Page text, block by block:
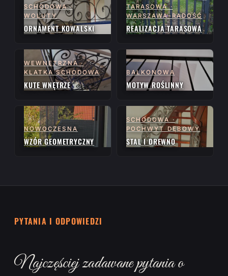
SCHODOWA ·
WOLUTY
ORNAMENT KOWALSKI
TARASOWA ·
WARSZAWA-RADOŚĆ
REALIZACJA TARASOWA
WEWNĘTRZNA ·
KLATKA SCHODOWA
KUTE WNĘTRZE
BALKONOWA
MOTYW ROŚLINNY
NOWOCZESNA
WZÓR GEOMETRYCZNY
SCHODOWA ·
POCHWYT DĘBOWY
STAL I DREWNO
PYTANIA I ODPOWIEDZI
Najczęściej zadawane pytania o